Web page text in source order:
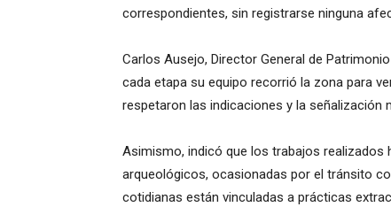
correspondientes, sin registrarse ninguna
Carlos Ausejo, Director General de
cada etapa su equipo recorrió la zona para
respetaron las indicaciones y la señalización
Asimismo, indicó que los trabajos
arqueológicos, ocasionadas por el tránsito
cotidianas están vinculadas a prácticas